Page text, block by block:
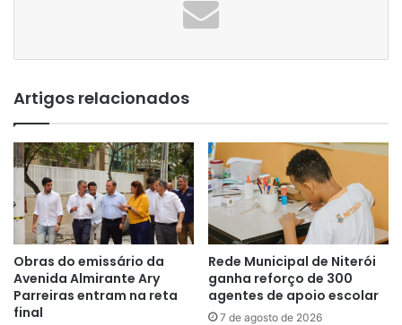
Artigos relacionados
Obras do emissário da
Avenida Almirante Ary
Parreiras entram na reta
final
Rede Municipal de Niterói
ganha reforço de 300
agentes de apoio escolar
7 de agosto de 2026